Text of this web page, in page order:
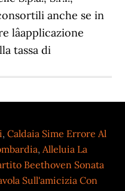
,Caldaia Sime Errore Al
,Alleluia La
Beethoven Sonata
Sull'amicizia Con